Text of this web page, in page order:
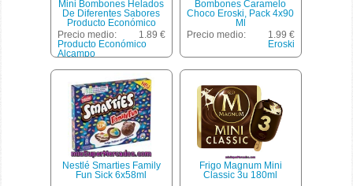
Mini Bombones Helados
De Diferentes Sabores
Producto Económico
Alcampo 8 Unidades De
45 Mililitros
Precio medio:
1.89 €
Producto Económico
Alcampo
Bombones Caramelo
Choco Eroski, Pack 4x90
Ml
Precio medio:
1.99 €
Eroski
Nestlé Smarties Family
Fun Sick 6x58ml
Frigo Magnum Mini
Classic 3u 180ml